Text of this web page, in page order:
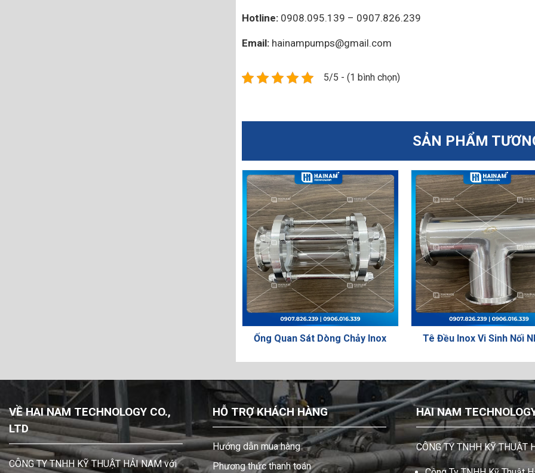
Hotline:0908.095.139 – 0907.826.239
Email:hainampumps@gmail.com
5/5 - (1 bình chọn)
SẢN PHẨM
Ống Quan Sát Dòng Chảy Inox Tê Đều Inox Vi Sinh Nối
VỀ HAI NAM TECHNOLOGY CO.,
LTD
CÔNG TY TNHH KỸ THUẬT HẢI NAM với
HỖ TRỢ KHÁCH HÀNG
Hướng dẫn mua hàng
Phương thức thanh toán
HAI NAM
CÔNG TY TNHH KỸ THUẬT